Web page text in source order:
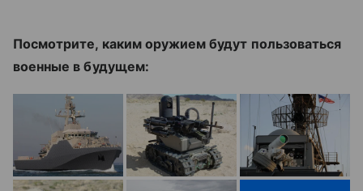
Посмотрите, каким оружием будут пользоваться
военные в будущем: